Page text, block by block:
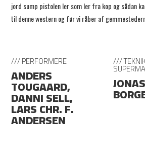
jord sump pistolen ler som ler fra kop og sådan
til denne western og før vi råber af
/// PERFORMERE
ANDERS
TOUGAARD,
DANNI SELL,
LARS CHR. F.
ANDERSEN
///